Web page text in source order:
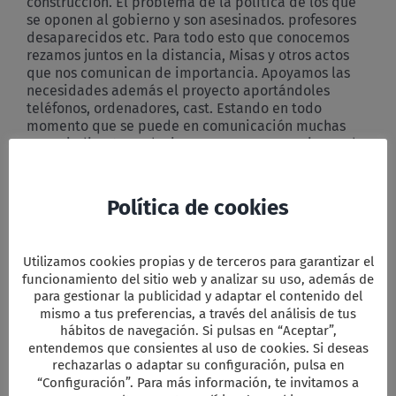
se oponen al gobierno y son asesinados. profesores
desaparecidos etc. Para todo esto que conocemos
rezamos juntos en la distancia, Misas y otros actos
que nos comunican de importancia. Apoyamos las
necesidades además el proyecto aportándoles
teléfonos, ordenadores, cast. Estando en todo
momento que se puede en comunicación muchas
veces indirecta es decir con personas que vienen de
Nos estimulan informándonos de los problemas
sociales y políticos, la situación de la mujer y de los
posibilidades para compartir su vida.
5. Objetivos del proyecto:
Aumentar la tasa de alfabetización de adultos
especialmente de las mujeres en la zona rural.
Fortalecer a las personas en su autoestima.
Educar en higiene y nutrición.
Prepararlos para poder comerciar en grupo
Política de cookies
Utilizamos cookies propias y de terceros para garantizar el
funcionamiento del sitio web y analizar su uso, además de
para gestionar la publicidad y adaptar el contenido del
mismo a tus preferencias, a través del análisis de tus
hábitos de navegación. Si pulsas en “Aceptar”,
entendemos que consientes al uso de cookies. Si deseas
rechazarlas o adaptar su configuración, pulsa en
“Configuración”. Para más información, te invitamos a